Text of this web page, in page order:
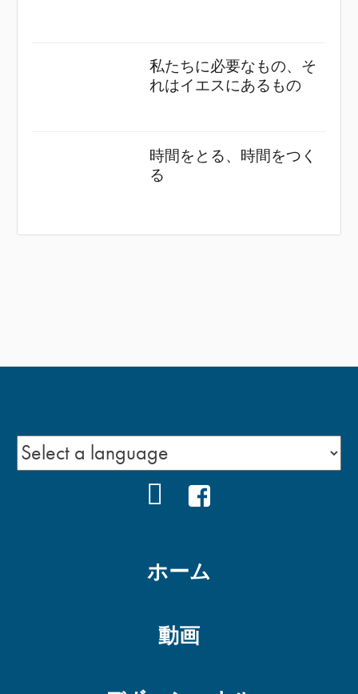
私たちに必要なもの、そ
れはイエスにあるもの
時間をとる、時間をつく
る
YOUTUBE
ホーム
動画